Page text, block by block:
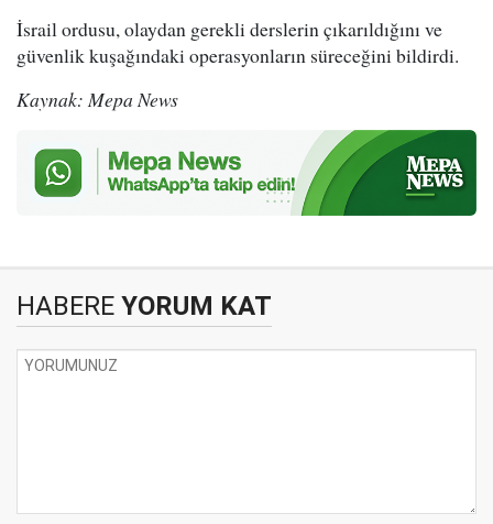
İsrail ordusu, olaydan gerekli derslerin çıkarıldığını ve
güvenlik kuşağındaki operasyonların süreceğini bildirdi.
Kaynak: Mepa News
HABERE YORUM KAT